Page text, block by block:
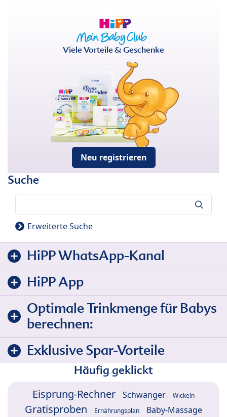
Viele Vorteile & Geschenke
Neu registrieren
Suche
Erweiterte Suche
HiPP WhatsApp-Kanal
HiPP App
Optimale Trinkmenge für Babys
berechnen:
Exklusive Spar-Vorteile
Häufig geklickt
Eisprung-Rechner Schwanger Wickeln
Gratisproben Ernährungsplan Baby-Massage